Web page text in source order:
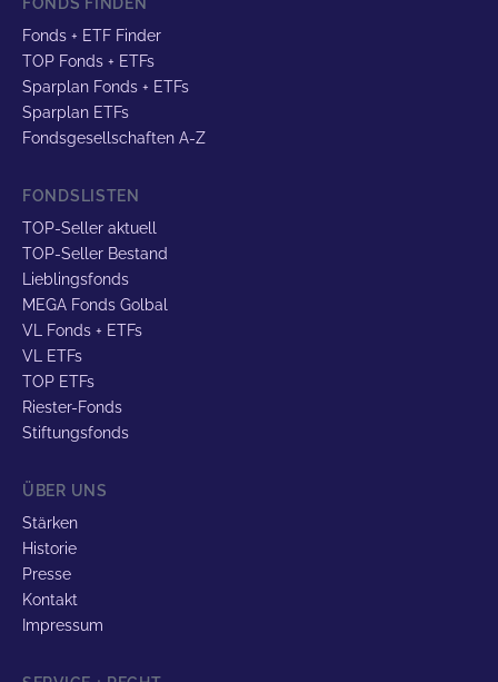
Fonds + ETF Finder
TOP Fonds + ETFs
Sparplan Fonds + ETFs
Sparplan ETFs
Fondsgesellschaften A-Z
FONDSLISTEN
TOP-Seller aktuell
TOP-Seller Bestand
Lieblingsfonds
MEGA Fonds Golbal
VL Fonds + ETFs
VL ETFs
TOP ETFs
Riester-Fonds
Stiftungsfonds
ÜBER UNS
Stärken
Historie
Presse
Kontakt
Impressum